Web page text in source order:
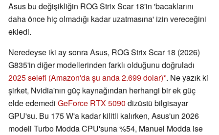
Asus bu değişikliğin ROG Strix Scar 18'in 'bacaklarını
daha önce hiç olmadığı kadar uzatmasına' izin vereceğini
ekledi.
Neredeyse iki ay sonra Asus, ROG Strix Scar 18 (2026)
G835'in diğer modellerinden farklı olduğunu doğruladı
2025 selefi (Amazon'da şu anda 2.699 dolar) . Ne yazık ki
şirket, Nvidia'nın güç kaynağından herhangi bir ek güç
elde edemedi GeForce RTX 5090 dizüstü bilgisayar
GPU'su. Bu 175 W'a kadar kilitli kalırken, Asus'un 2026
modeli Turbo Modda CPU'suna %54, Manuel Modda ise